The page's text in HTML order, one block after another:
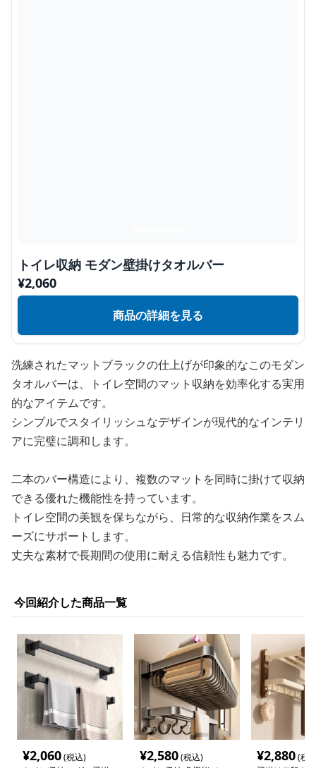
トイレ収納 モダン壁掛けタオルバー
¥2,060
商品の詳細を見る
洗練されたマットブラックの仕上げが印象的なこのモダン
タオルバーは、トイレ空間のマット収納を効率化する実用
的なアイテムです。
シンプルでスタイリッシュなデザインが現代的なインテリ
アに完璧に調和します。
二本のバー構造により、複数のマットを同時に掛けて収納
できる優れた機能性を持っています。
トイレ空間の美観を保ちながら、日常的な収納作業をスム
ーズにサポートします。
丈夫な素材で長期間の使用に耐える信頼性も魅力です。
今回紹介した商品一覧
¥2,060(税込)
¥2,580(税込)
¥2,880(税